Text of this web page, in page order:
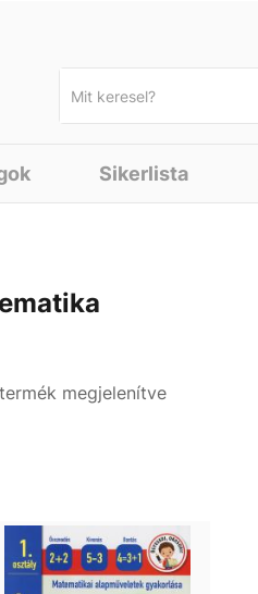
Sikerlista
megjelenítve